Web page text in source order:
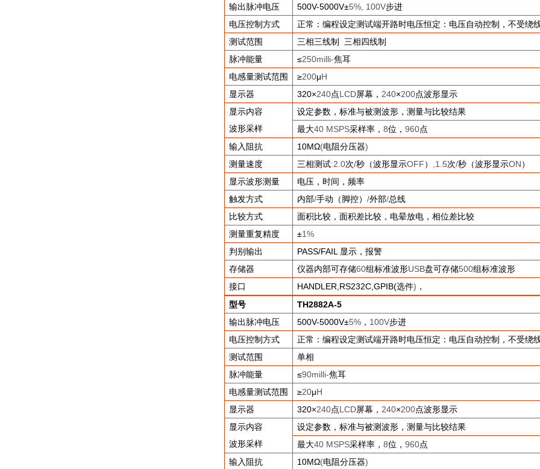
输出脉冲电压
500V-5000V±5%, 100V步进
电压控制方式
正常：编程设定测试端开路时电压恒定：电压自动控制，不受绕
测试范围
三相三线制
三相四线制
脉冲能量
≤250milli-焦耳
电感量测试范围
≥200μH
显示器
320×240点LCD屏幕， 240×200点波形显示
显示内容
设定参数，标准与被测波形，测量与比较结果
波形采样
最大40 MSPS采样率， 8位， 960点
输入阻抗
10MΩ(电阻分压器)
测量速度
三相测试:2.0次/秒（波形显示OFF） ,1.5次/秒（波形显示ON）
显示波形测量
电压，时间，频率
触发方式
内部/手动（脚控） /外部/总线
比较方式
面积比较，面积差比较，电晕放电，相位差比较
测量重复精度
±1%
判别输出
PASS/FAIL 显示，报警
存储器
仪器内部可存储60组标准波形USB盘可存储500组标准波形
接口
HANDLER,RS232C,GPIB(选件) ，
型号
TH2882A-5
输出脉冲电压
500V-5000V±5% ， 100V步进
电压控制方式
正常：编程设定测试端开路时电压恒定：电压自动控制，不受绕
测试范围
单相
脉冲能量
≤90milli-焦耳
电感量测试范围
≥20μH
显示器
320×240点LCD屏幕， 240×200点波形显示
显示内容
设定参数，标准与被测波形，测量与比较结果
波形采样
最大40 MSPS采样率， 8位， 960点
输入阻抗
10MΩ(电阻分压器)